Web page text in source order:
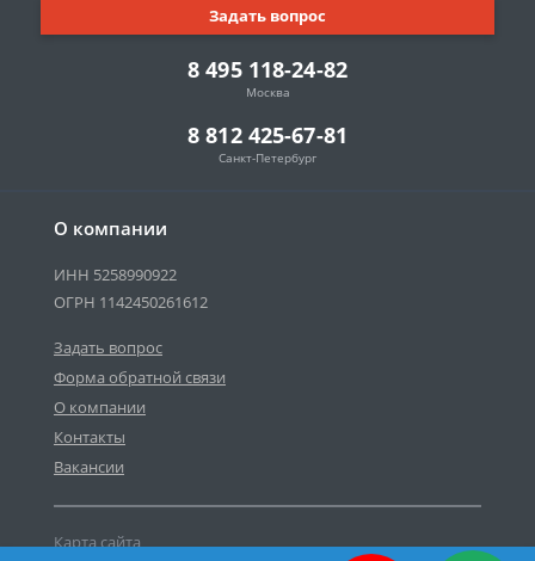
О компании
ИНН 5258990922
ОГРН 1142450261612
Задать вопрос
Форма обратной связи
О компании
Контакты
Вакансии
Карта сайта
8 495 118-24-82
Москва
8 812 425-67-81
Санкт-Петербург
Задать вопрос